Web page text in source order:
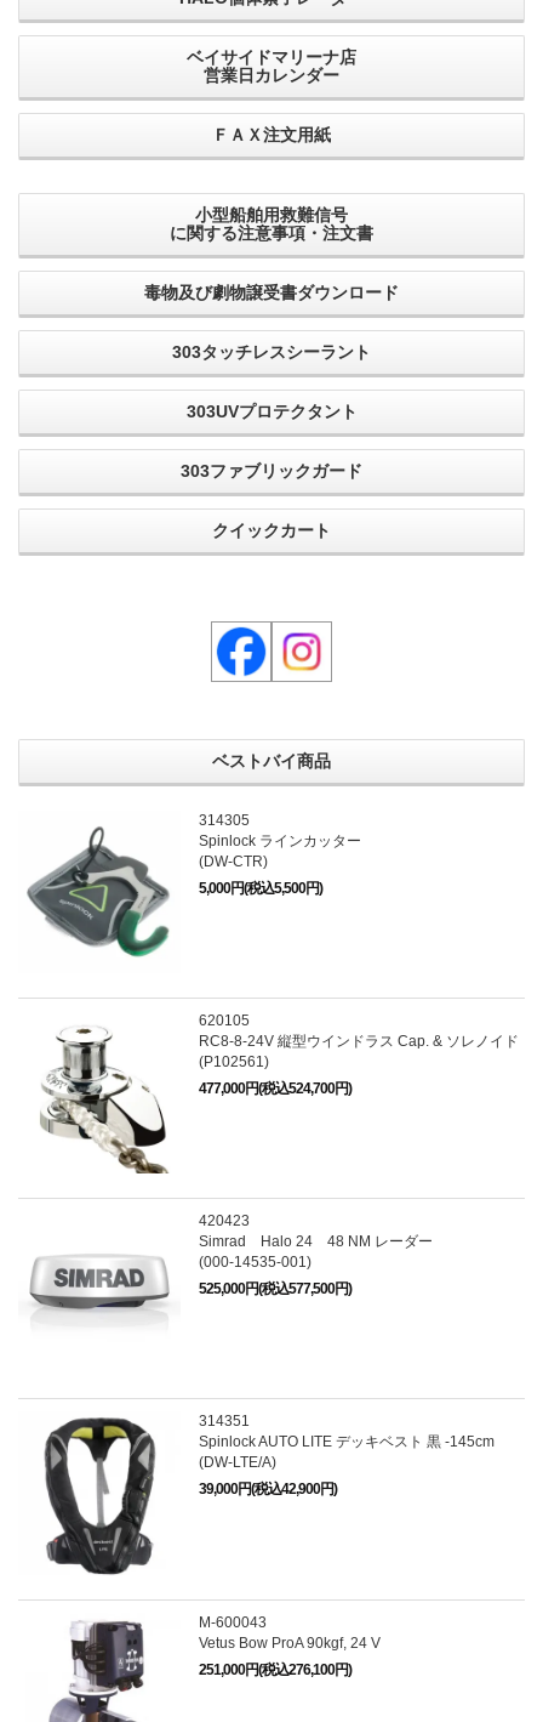
ベイサイドマリーナ店
営業日カレンダー
ＦＡＸ注文用紙
小型船舶用救難信号
に関する注意事項・注文書
毒物及び劇物譲受書ダウンロード
303タッチレスシーラント
303UVプロテクタント
303ファブリックガード
クイックカート
ベストバイ商品
314305
Spinlock ラインカッター
(DW-CTR)
5,000円(税込5,500円)
620105
RC8-8-24V 縦型ウインドラス Cap. & ソレノイド
(P102561)
477,000円(税込524,700円)
420423
Simrad Halo 24 48 NM レーダー
(000-14535-001)
525,000円(税込577,500円)
314351
Spinlock AUTO LITE デッキベスト 黒 -145cm
(DW-LTE/A)
39,000円(税込42,900円)
M-600043
Vetus Bow ProA 90kgf, 24 V
251,000円(税込276,100円)